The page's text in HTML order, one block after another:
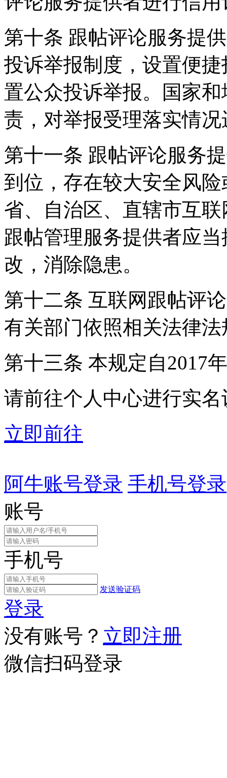
第十条 跟帖评论服务提
投诉举报制度，设置便
置公众投诉举报。国家
责，对举报受理落实情
第十一条 跟帖评论服务
到位，存在较大安全风
省、自治区、直辖市互
跟帖管理服务提供者应
改，消除隐患。
第十二条 互联网跟帖评
有关部门依照相关法律
第十三条 本规定自2017
请前往个人中心进行实名
立即前往
阿牛账号登录 手机号登录
账号
手机号
发送验证码
登录
没有账号？ 立即注册
微信扫码登录